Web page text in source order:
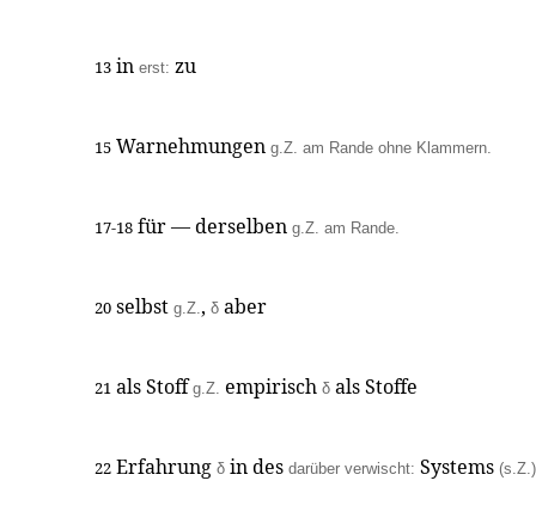
13 in erst: zu
15 Warnehmungen g.Z. am Rande ohne Klammern.
17-18 für — derselben g.Z. am Rande.
20 selbst g.Z., δ aber
21 als Stoffg.Z. empirisch δ als Stoffe
22 Erfahrung δ in des darüber verwischt: Systems